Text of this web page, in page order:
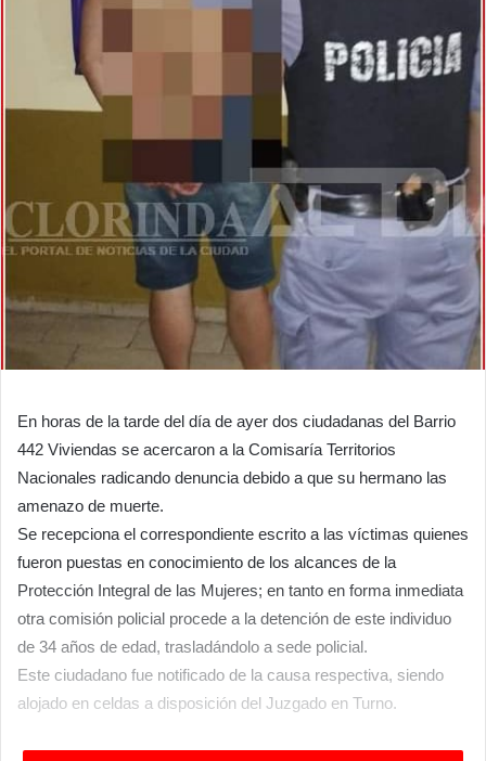
En horas de la tarde del día de ayer dos ciudadanas del Barrio
442 Viviendas se acercaron a la Comisaría Territorios
Nacionales radicando denuncia debido a que su hermano las
amenazo de muerte.
Se recepciona el correspondiente escrito a las víctimas quienes
fueron puestas en conocimiento de los alcances de la
Protección Integral de las Mujeres; en tanto en forma inmediata
otra comisión policial procede a la detención de este individuo
de 34 años de edad, trasladándolo a sede policial.
Este ciudadano fue notificado de la causa respectiva, siendo
alojado en celdas a disposición del Juzgado en Turno.